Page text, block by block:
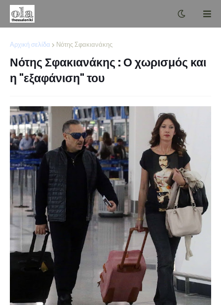
Αρχική σελίδα Νότης Σφακιανάκης
Νότης Σφακιανάκης : Ο χωρισμός και
η "εξαφάνιση" του